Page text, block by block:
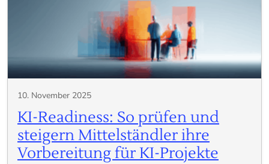
10. November 2025
KI-Readiness: So prüfen und
steigern Mittelständler ihre
Vorbereitung für KI-Projekte